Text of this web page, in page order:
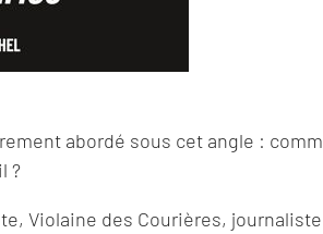
abordé sous cet angle :
?
Violaine des Courières,